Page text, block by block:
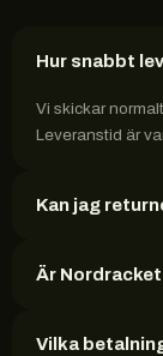
Hur snabbt
Vi skickar
Leveranstid är
Kan jag
Är
Vilka